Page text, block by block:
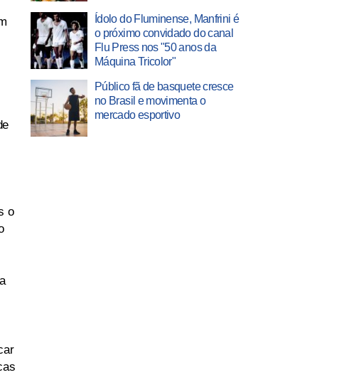
o
Ídolo do Fluminense, Manfrini é
o próximo convidado do canal
Flu Press nos "50 anos da
Máquina Tricolor"
Público fã de basquete cresce
no Brasil e movimenta o
mercado esportivo